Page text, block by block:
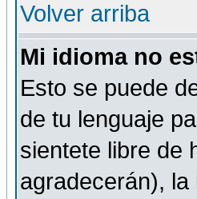
Volver arriba
Mi idioma no
Esto se puede
de tu lenguaje
sientete libre de
agradecerán),